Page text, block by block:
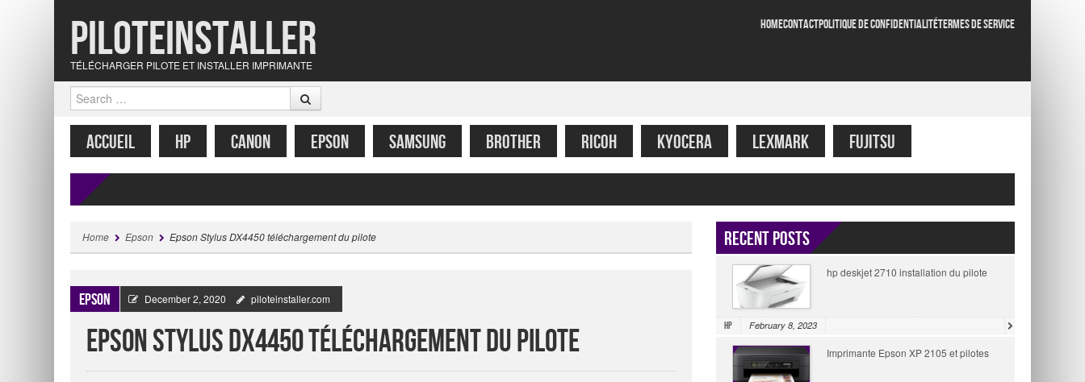
Piloteinstaller
TÉLÉCHARGER PILOTE ET INSTALLER IMPRIMANTE
HOMECONTACTPOLITIQUE DE CONFIDENTIALITÉTERMES DE SERVICE
Search
MENU
SKIP TO CONTENT
ACCUEIL HP CANON EPSON SAMSUNG BROTHER RICOH KYOCERA LEXMARK FUJITSU
Home Epson Epson Stylus DX4450 téléchargement du pilote
Epson December 2, 2020 piloteinstaller.com
Epson Stylus DX4450 téléchargement du pilote
Recent Posts
hp deskjet 2710 installation du pilote
HP February 8, 2023
Imprimante Epson XP 2105 et pilotes